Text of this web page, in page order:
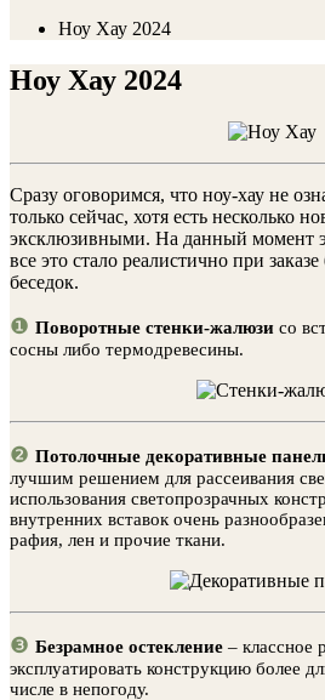
Ноу Хау 2024
Ноу Хау 2024
Сразу оговоримся, что ноу-хау не
только сейчас, хотя есть несколько
эксклюзивными. На данный момент
все это стало реалистично при заказе
беседок.
❶ Поворотные стенки-жалюзи со
сосны либо термодревесины.
❷ Потолочные декоративные
лучшим решением для рассеивания
использования светопрозрачных
внутренних вставок очень
рафия, лен и прочие ткани.
❸ Безрамное остекление – классное
эксплуатировать конструкцию более
числе в непогоду.